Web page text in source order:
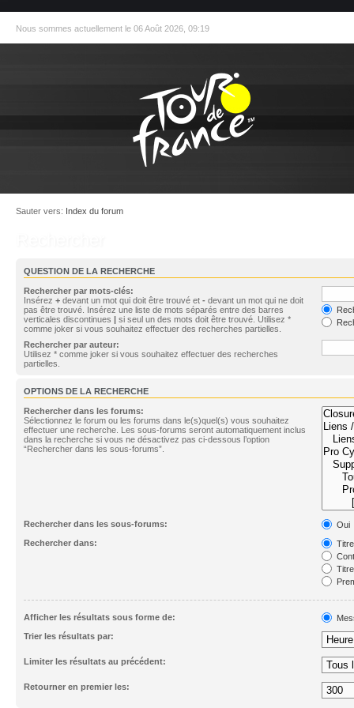
Nous sommes actuellement le 06 Août 2026, 09:19
Sauter vers: Index du forum
QUESTION DE LA RECHERCHE
Rechercher par mots-clés:
Insérez + devant un mot qui doit être trouvé et - devant un mot qui ne doit
pas être trouvé. Insérez une liste de mots séparés entre des barres
verticales discontinues | si seul un des mots doit être trouvé. Utilisez *
comme joker si vous souhaitez effectuer des recherches partielles.
Rechercher par auteur:
Utilisez * comme joker si vous souhaitez effectuer des recherches
partielles.
OPTIONS DE LA RECHERCHE
Rechercher dans les forums:
Sélectionnez le forum ou les forums dans le(s)quel(s) vous souhaitez
effectuer une recherche. Les sous-forums seront automatiquement inclus
dans la recherche si vous ne désactivez pas ci-dessous l’option
“Rechercher dans les sous-forums”.
Rechercher dans les sous-forums:
Oui
Rechercher dans:
Afficher les résultats sous forme de:
Trier les résultats par:
Limiter les résultats au précédent:
Retourner en premier les: